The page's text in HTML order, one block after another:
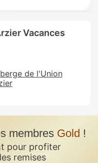
Vacances
de l'Union
membres Gold !
pour profiter
remises